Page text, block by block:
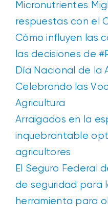
Micronutrientes
respuestas con el
Cómo influyen las
las decisiones de
Día Nacional de la
Celebrando las
Agricultura
Arraigados en la
inquebrantable
agricultores
El Seguro Federal
de seguridad para
herramienta para